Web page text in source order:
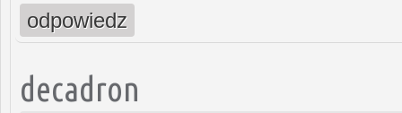
odpowiedz
decadron